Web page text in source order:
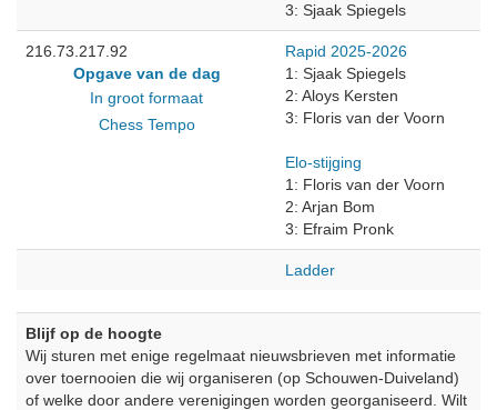
3: Sjaak Spiegels
216.73.217.92
Opgave van de dag
In groot formaat
Chess Tempo
Rapid 2025-2026
1: Sjaak Spiegels
2: Aloys Kersten
3: Floris van der Voorn
Elo-stijging
1: Floris van der Voorn
2: Arjan Bom
3: Efraim Pronk
Ladder
Blijf op de hoogte
Wij sturen met enige regelmaat nieuwsbrieven met informatie
over toernooien die wij organiseren (op Schouwen-Duiveland)
of welke door andere verenigingen worden georganiseerd. Wilt